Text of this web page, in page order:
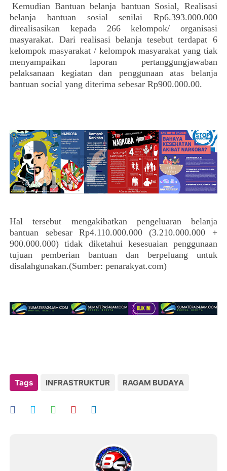
KemudianBantuan belanja bantuan Sosial, Realisasi
belanja bantuan sosial senilai Rp6.393.000.000
direalisasikan kepada 266 kelompok/ organisasi
masyarakat. Dari realisasi belanja tesebut terdapat 6
kelompok masyarakat / kelompok masyarakat yang tiak
menyampaikan laporan pertanggungjawaban
pelaksanaan kegiatan dan penggunaan atas belanja
bantuan social yang diterima sebesar Rp900.000.00.
Hal tersebut mengakibatkan pengeluaran belanja
bantuan sebesar Rp4.110.000.000 (3.210.000.000 +
900.000.000) tidak diketahui kesesuaian penggunaan
tujuan pemberian bantuan dan berpeluang untuk
disalahgunakan.(Sumber: penarakyat.com)
Tags INFRASTRUKTUR RAGAM BUDAYA